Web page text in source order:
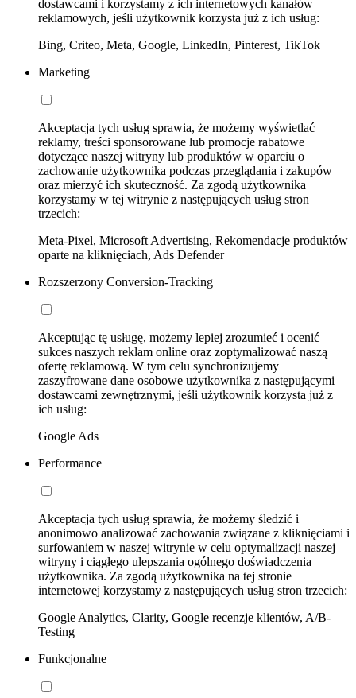
dostawcami i korzystamy z ich internetowych kanałów
reklamowych, jeśli użytkownik korzysta już z ich usług:
Bing, Criteo, Meta, Google, LinkedIn, Pinterest, TikTok
Marketing
Akceptacja tych usług sprawia, że możemy wyświetlać
reklamy, treści sponsorowane lub promocje rabatowe
dotyczące naszej witryny lub produktów w oparciu o
zachowanie użytkownika podczas przeglądania i zakupów
oraz mierzyć ich skuteczność. Za zgodą użytkownika
korzystamy w tej witrynie z następujących usług stron
trzecich:
Meta-Pixel, Microsoft Advertising, Rekomendacje produktów
oparte na kliknięciach, Ads Defender
Rozszerzony Conversion-Tracking
Akceptując tę usługę, możemy lepiej zrozumieć i ocenić
sukces naszych reklam online oraz zoptymalizować naszą
ofertę reklamową. W tym celu synchronizujemy
zaszyfrowane dane osobowe użytkownika z następującymi
dostawcami zewnętrznymi, jeśli użytkownik korzysta już z
ich usług:
Google Ads
Performance
Akceptacja tych usług sprawia, że możemy śledzić i
anonimowo analizować zachowania związane z kliknięciami i
surfowaniem w naszej witrynie w celu optymalizacji naszej
witryny i ciągłego ulepszania ogólnego doświadczenia
użytkownika. Za zgodą użytkownika na tej stronie
internetowej korzystamy z następujących usług stron trzecich:
Google Analytics, Clarity, Google recenzje klientów, A/B-
Testing
Funkcjonalne